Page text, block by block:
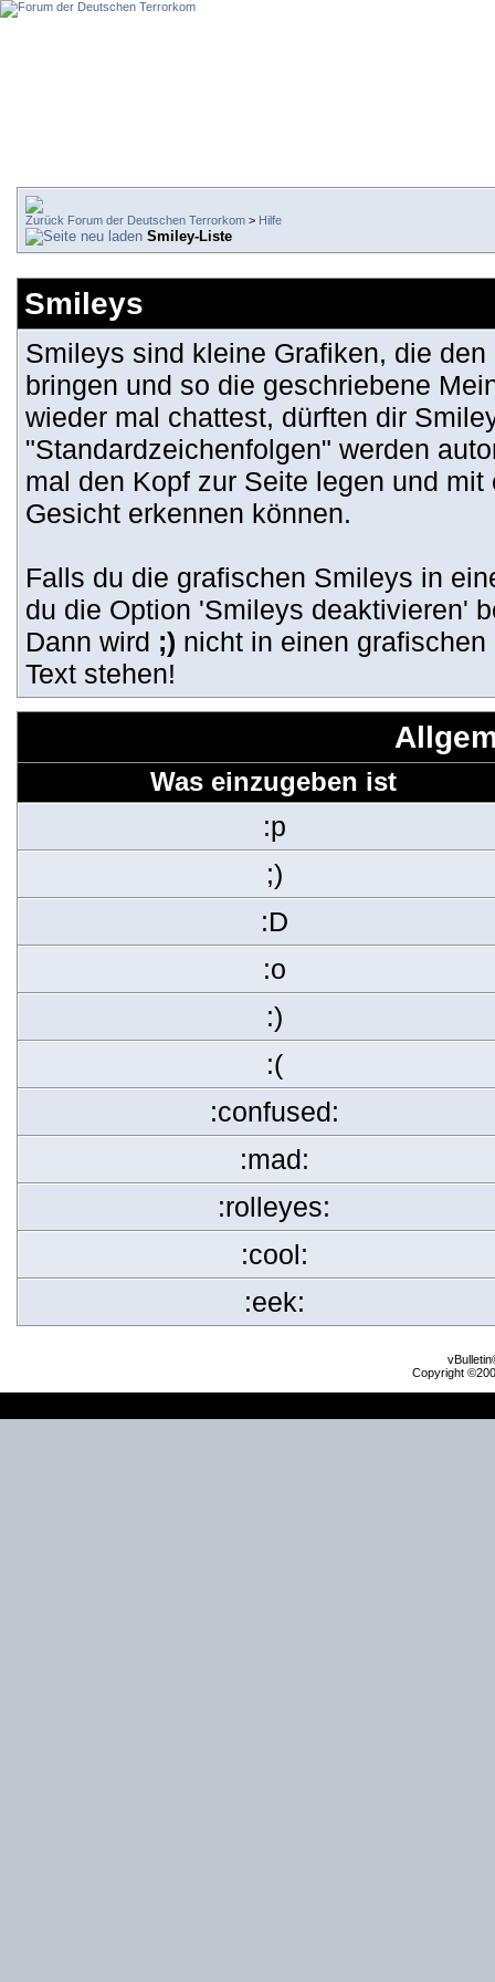
Forum der Deutschen Terrorkom > Hilfe
Smiley-Liste
Smileys
Smileys sind kleine Grafiken, die
bringen und so die geschriebene
wieder mal chattest, dürften dir
"Standardzeichenfolgen" werden
mal den Kopf zur Seite legen und
Gesicht erkennen können.
Falls du die grafischen Smileys in
du die Option 'Smileys deaktivieren'
Dann wird ;) nicht in einen
Text stehen!
Was einzugeben ist
:p
;)
:D
:o
:)
:(
:confused:
:mad:
:rolleyes:
:cool:
:eek:
Copyright